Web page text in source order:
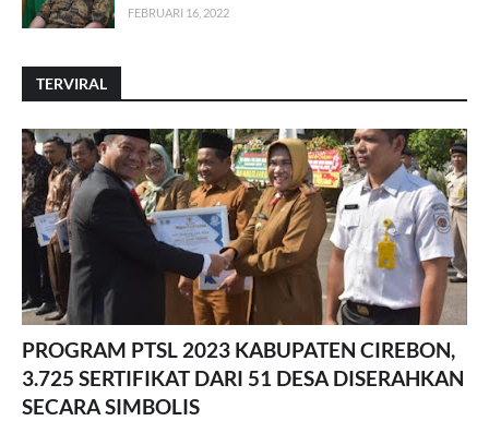
FEBRUARI 16, 2022
TERVIRAL
PROGRAM PTSL 2023 KABUPATEN CIREBON,
3.725 SERTIFIKAT DARI 51 DESA DISERAHKAN
SECARA SIMBOLIS